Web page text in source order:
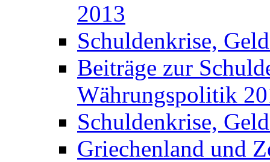
2013
Schuldenkrise,
Beiträge zur
Währungspolitik
Schuldenkrise,
Griechenland und